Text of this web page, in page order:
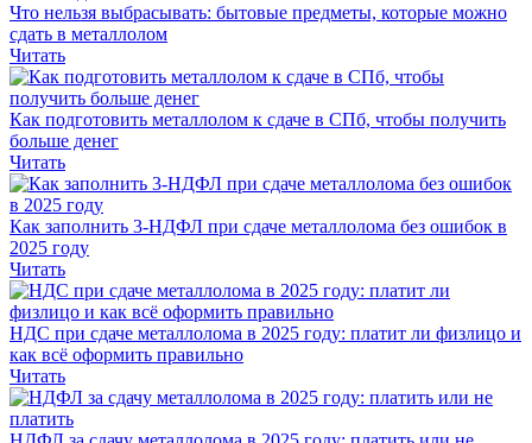
Что нельзя выбрасывать: бытовые предметы, которые можно
сдать в металлолом
Читать
Как подготовить металлолом к сдаче в СПб, чтобы получить
больше денег
Читать
Как заполнить 3-НДФЛ при сдаче металлолома без ошибок в
2025 году
Читать
НДС при сдаче металлолома в 2025 году: платит ли физлицо и
как всё оформить правильно
Читать